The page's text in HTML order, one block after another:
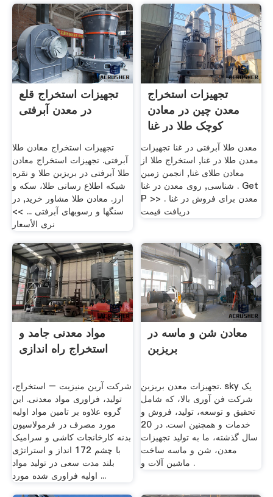
تجهیزات استخراج قلع
در معدن آبرفتی
تجهیزات استخراج معادن طلا
آبرفتی. تجهیزات استخراج معادن
طلا آبرفتی در بریزبن طلا و نقره
شبکه اطلاع رسانی طلا، سکه و
ارز. معادن طلا مشاور خرید, در
سنگها و رسوبهای آبرفتی ... >>
نرى الأسعار
تجهیزات استخراج
معدن چین در معادن
کوچک طلا در غنا
معدن طلا آبرفتی در غنا تجهیزات
معدن طلا در غنا, استخراج طلا از
معادن طلای غنا, انجمن زمین
شناسی, روی معدن در غنا . Get
P >> معدن برای فروش در غنا .
دریافت قیمت
مواد معدنی جامد و
استخراج راه اندازی
شرکت آرین منیزیت – استخراج،
تولید، فراوری مواد معدنی. این
گروه علاوه بر تامین مواد اولیه
مورد مصرف در فرمولاسیون
بدنه کارخانجات کاشی و سرامیک
با چشم 172 انداز و استراتژی
بلند مدت سعی در تولید مواد
اولیه فراوری شده مورد ...
معادن شن و ماسه در
بریزبن
تجهیزات معدن بریزبن. sky یک
شرکت فن آوری بالا، که شامل
تحقیق و توسعه، تولید، فروش و
خدمات و همچنین است. در 20
سال گذشته، ما به تولید تجهیزات
معدن، شن و ماسه ساخت
ماشین آلات و .